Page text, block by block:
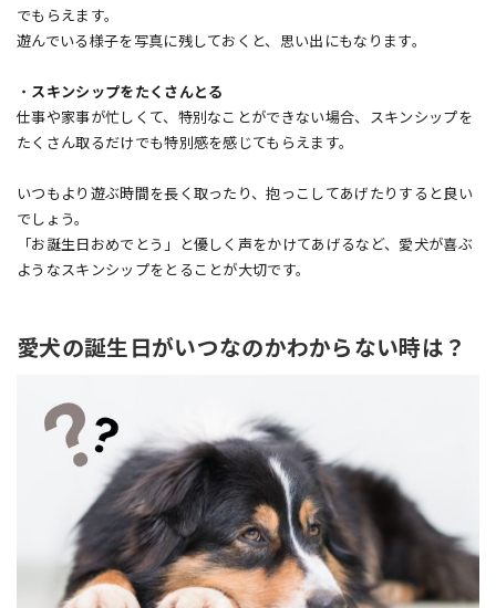
でもらえます。
遊んでいる様子を写真に残しておくと、思い出にもなります。
・ スキンシップをたくさんとる
仕事や家事が忙しくて、特別なことができない場合、スキンシップを
たくさん取るだけでも特別感を感じてもらえます。
いつもより遊ぶ時間を長く取ったり、抱っこしてあげたりすると良い
でしょう。
「お誕生日おめでとう」と優しく声をかけてあげるなど、愛犬が喜ぶ
ようなスキンシップをとることが大切です。
愛犬の誕生日がいつなのかわからない時は？